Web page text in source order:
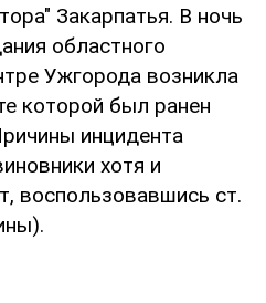
Закарпатья. В ночь
областного
Ужгорода возникла
которой был ранен
инцидента
хотя и
воспользовавшись ст.